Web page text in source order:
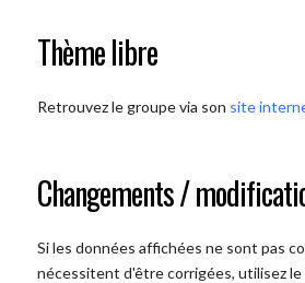
Thème libre
Retrouvez le groupe via son site
Changements /
Si les données affichées ne sont pas
nécessitent d'être corrigées, utilisez